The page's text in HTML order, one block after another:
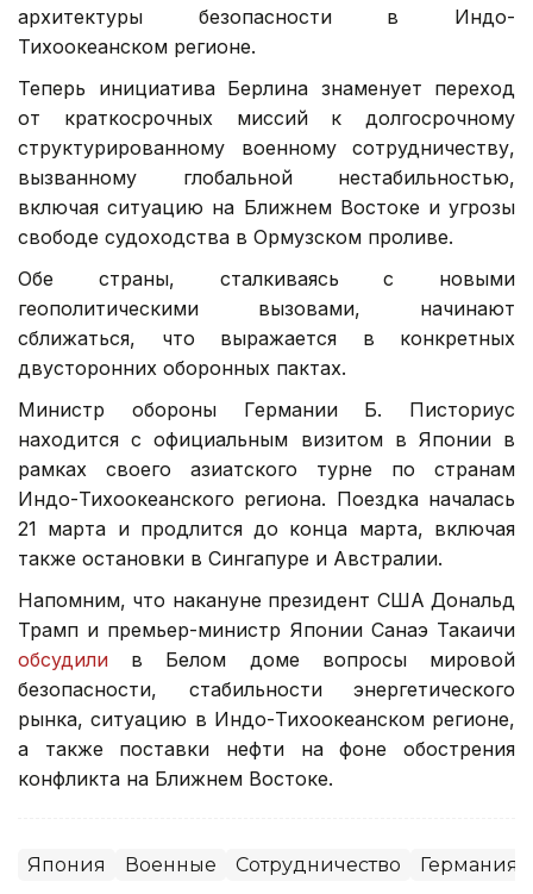
архитектуры безопасности в Индо-
Тихоокеанском регионе.
Теперь инициатива Берлина знаменует переход
от краткосрочных миссий к долгосрочному
структурированному военному сотрудничеству,
вызванному глобальной нестабильностью,
включая ситуацию на Ближнем Востоке и угрозы
свободе судоходства в Ормузском проливе.
Обе страны, сталкиваясь с новыми
геополитическими вызовами, начинают
сближаться, что выражается в конкретных
двусторонних оборонных пактах.
Министр обороны Германии Б. Писториус
находится с официальным визитом в Японии в
рамках своего азиатского турне по странам
Индо-Тихоокеанского региона. Поездка началась
21 марта и продлится до конца марта, включая
также остановки в Сингапуре и Австралии.
Напомним, что накануне президент США Дональд
Трамп и премьер-министр Японии Санаэ Такаичи
обсудили в Белом доме вопросы мировой
безопасности, стабильности энергетического
рынка, ситуацию в Индо-Тихоокеанском регионе,
а также поставки нефти на фоне обострения
конфликта на Ближнем Востоке.
Япония Военные Сотрудничество Германия